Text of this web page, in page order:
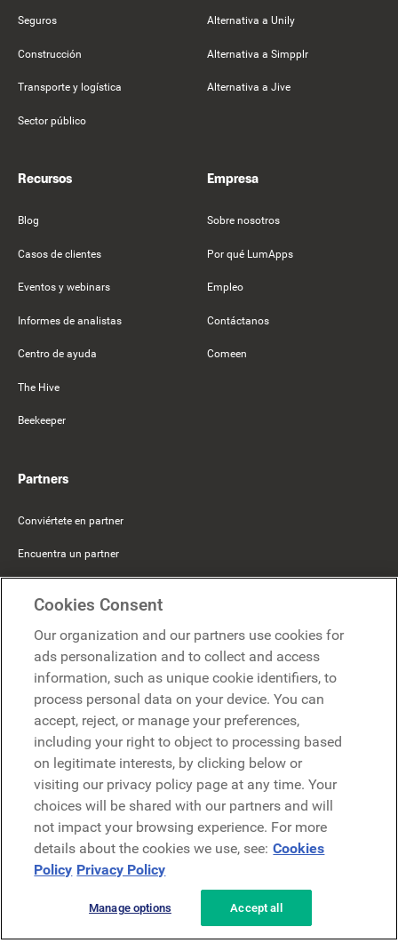
Seguros
Construcción
Transporte y logística
Sector público
Alternativa a Unily
Alternativa a Simpplr
Alternativa a Jive
Recursos
Blog
Casos de clientes
Eventos y webinars
Informes de analistas
Centro de ayuda
The Hive
Beekeeper
Empresa
Sobre nosotros
Por qué LumApps
Empleo
Contáctanos
Comeen
Partners
Conviértete en partner
Encuentra un partner
Microsoft
Solicitar una demo
Solicitar una demo
Contáctanos
Contáctanos
Política de privacidad Aviso legal Términos y condiciones
Cookies Consent
Our organization and our partners use cookies for
ads personalization and to collect and access
information, such as unique cookie identifiers, to
process personal data on your device. You can
accept, reject, or manage your preferences,
including your right to object to processing based
on legitimate interests, by clicking below or
visiting our privacy policy page at any time. Your
choices will be shared with our partners and will
not impact your browsing experience. For more
details about the cookies we use, see: Cookies
Policy Privacy Policy
Manage options Accept all